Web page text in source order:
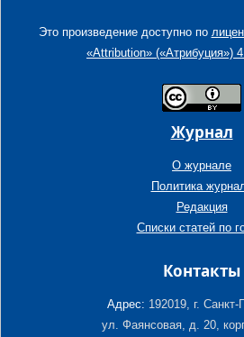
Это произведение доступно по
«Attribution» («Атрибуция»)
Журнал
О журнале
Политика
Редакция
Списки статей по
Контакты
Адрес: 192019, г. Санкт-
ул. Фаянсовая, д. 20,